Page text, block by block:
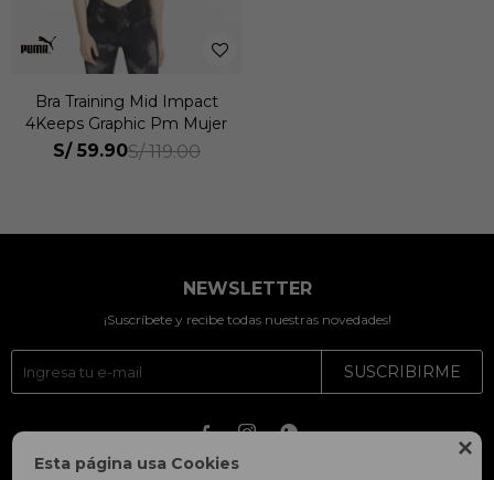

Esta página usa Cookies
Bra Training Mid Impact
4Keeps Graphic Pm Mujer
S/ 59.90S/ 119.00
NEWSLETTER
¡Suscríbete y recibe todas nuestras novedades!
SUSCRIBIRME
  